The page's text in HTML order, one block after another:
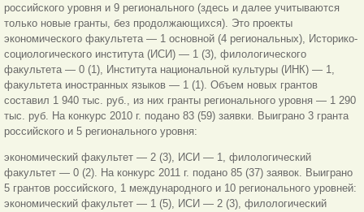
российского уровня и 9 регионального (здесь и далее учитываются
только новые гранты, без продолжающихся). Это проекты
экономического факультета — 1 основной (4 региональных), Историко-
социологического института (ИСИ) — 1 (3), филологического
факультета — 0 (1), Института национальной культуры (ИНК) — 1,
факультета иностранных языков — 1 (1). Объем новых грантов
составил 1 940 тыс. руб., из них гранты регионального уровня — 1 290
тыс. руб. На конкурс 2010 г. подано 83 (59) заявки. Выиграно 3 гранта
российского и 5 регионального уровня:
экономический факультет — 2 (3), ИСИ — 1, филологический
факультет — 0 (2). На конкурс 2011 г. подано 85 (37) заявок. Выиграно
5 грантов российского, 1 международного и 10 регионального уровней:
экономический факультет — 1 (5), ИСИ — 2 (3), филологический